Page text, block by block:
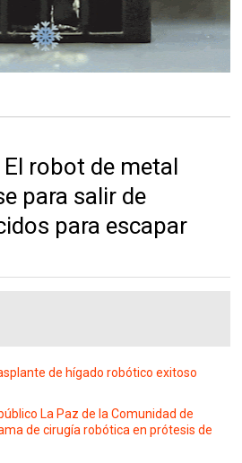
El robot de metal
para salir de
para escapar
de hígado robótico exitoso
La Paz de la Comunidad de
de cirugía robótica en prótesis de